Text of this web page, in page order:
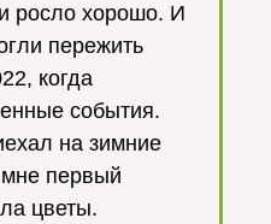
росло хорошо. И
пережить
когда
события.
на зимние
первый
цветы.